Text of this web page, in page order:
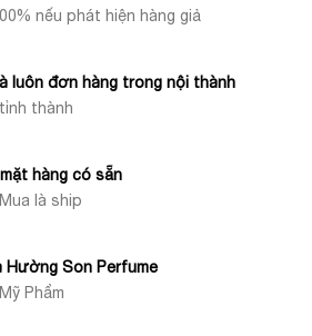
nếu phát hiện hàng giả
luôn đơn hàng trong nội thành
thành
hàng có sẵn
là ship
Hường Son Perfume
Phẩm